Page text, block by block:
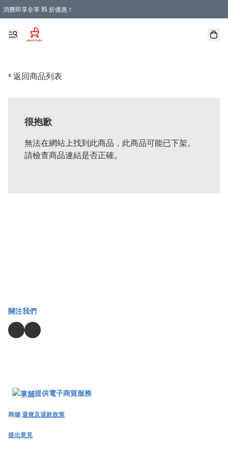
消費即享全單 95 折優惠！
購物滿 HKD 900.00即享免運費優惠！（適用於 本地送貨、本地取貨 )
< 返回商品列表
很抱歉
無法在網站上找到此商品，此商品可能已下架。
請檢查商品連結是否正確。
關注我們
提供電子商貿服務
商舖退貨及退款政策
提出意見